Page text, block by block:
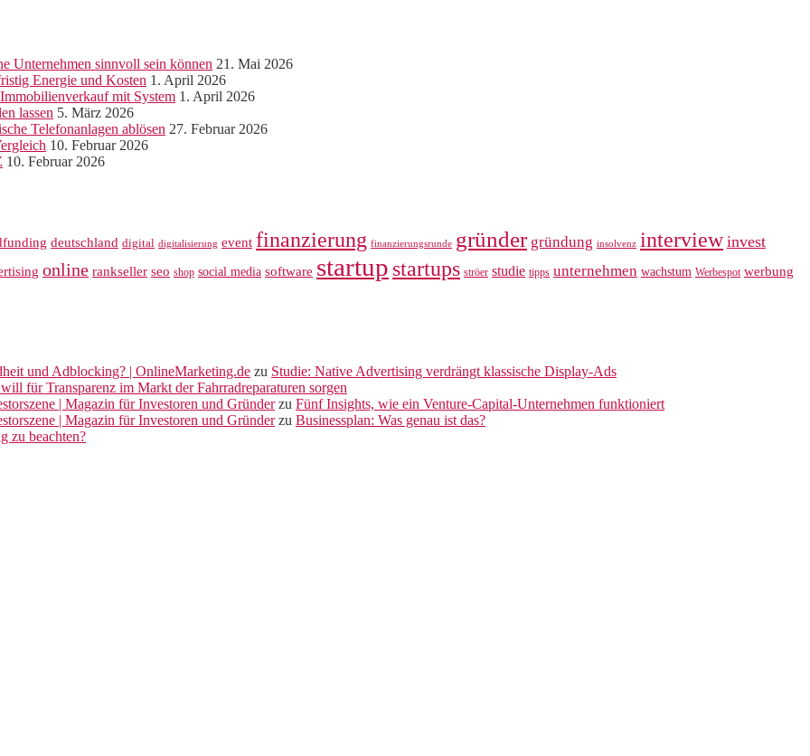
Unternehmen sinnvoll sein können 21. Mai 2026
Energie und Kosten 1. April 2026
mit System 1. April 2026
lassen 5. März 2026
Telefonanlagen ablösen 27. Februar 2026
10. Februar 2026
10. Februar 2026
deutschland digital digitalisierung event finanzierung finanzierungsrunde gründer gründung insolvenz interview invest
online rankseller seo shop social media software startup startups ströer studie tipps unternehmen wachstum Werbespot werbung
und Adblocking? | OnlineMarketing.de zu Studie: Native Advertising verdrängt klassische Display-Ads
für Transparenz im Markt der Fahrradreparaturen sorgen
| Magazin für Investoren und Gründerzu Fünf Insights, wie ein Venture-Capital-Unternehmen funktioniert
| Magazin für Investoren und Gründerzu Businessplan: Was genau ist das?
zu beachten?